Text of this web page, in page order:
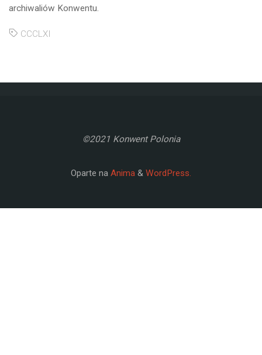
archiwaliów Konwentu.
CCCLXI
©2021 Konwent Polonia
Oparte na Anima & WordPress.